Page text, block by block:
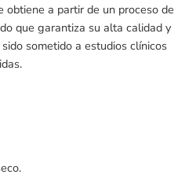
obtiene a partir de un proceso de
que garantiza su alta calidad y
sometido a estudios clínicos